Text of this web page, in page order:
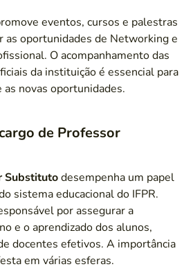
eventos, cursos e palestras
as oportunidades de Networking e
O acompanhamento das
da instituição é essencial para
novas oportunidades.
de Professor
Substitutodesempenha um papel
sistema educacional do IFPR.
por assegurar a
e o aprendizado dos alunos,
docentes efetivos. A importância
em várias esferas.